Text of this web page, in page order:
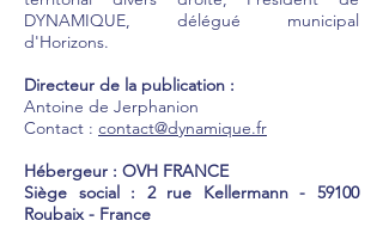
DYNAMIQUE, délégué municipal
d'Horizons.
Directeur de la publication :
Antoine de Jerphanion
Contact : contact@dynamique.fr
Hébergeur : OVH FRANCE
Siège social : 2 rue Kellermann - 59100
Roubaix - France